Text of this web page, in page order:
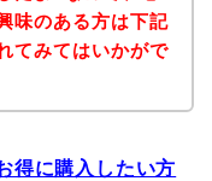
味のある方は下記
てみてはいかがで
得に購入したい方